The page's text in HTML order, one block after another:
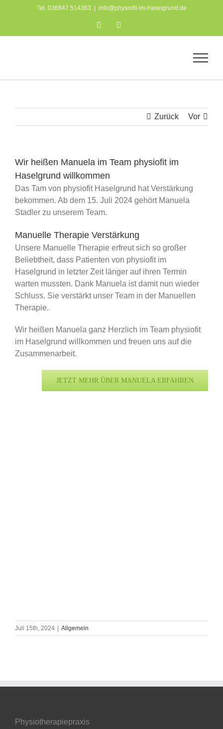
Tel. 036847 514363 info@physiofit-im-haselgrund.de
Facebook
Zurück Vor
Wir heißen Manuela im Team physiofit im
Haselgrund willkommen
Das Tam von physiofit Haselgrund hat Verstärkung
bekommen. Ab dem 15. Juli 2024 gehört Manuela
Stadler zu unserem Team.
Manuelle Therapie Verstärkung
Unsere Manuelle Therapie erfreut sich so großer
Beliebtheit, dass Patienten von physiofit im
Haselgrund in letzter Zeit länger auf ihren Termin
warten mussten. Dank Manuela ist damit nun wieder
Schluss. Sie verstärkt unser Team in der Manuellen
Therapie.
Wir heißen Manuela ganz Herzlich im Team physiofit
im Haselgrund willkommen und freuen uns auf die
Zusammenarbeit.
JETZT MEHR ÜBER MANUELA ERFAHREN
Juli 15th, 2024 Allgemein
Physiotherapiepraxis